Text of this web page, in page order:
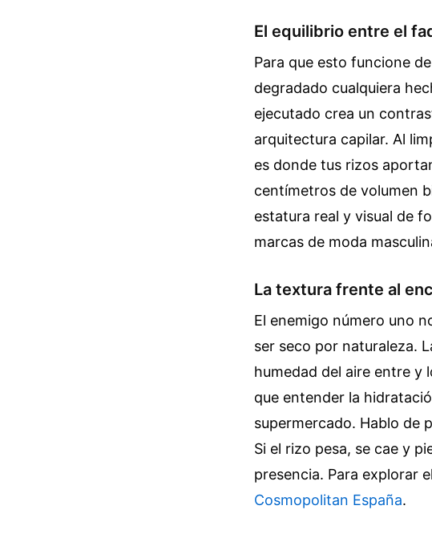
El equilibrio entre el
Para que esto funcione
degradado cualquiera
ejecutado crea un
arquitectura capilar. Al
es donde tus rizos
centímetros de volumen
estatura real y visual de
marcas de moda
La textura frente al
El enemigo número uno
ser seco por naturaleza.
humedad del aire entre y
que entender la
supermercado. Hablo de
Si el rizo pesa, se cae y
presencia. Para explorar
Cosmopolitan España.